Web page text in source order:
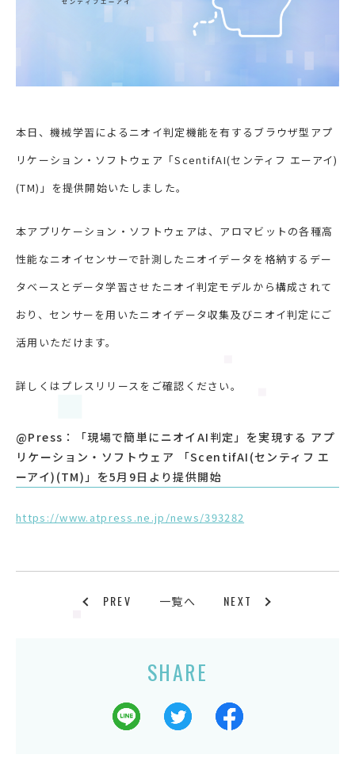
本日、機械学習によるニオイ判定機能を有するブラウザ型アプ
リケーション・ソフトウェア「ScentifAI(センティフ エーアイ)
(TM)」を提供開始いたしました。
本アプリケーション・ソフトウェアは、アロマビットの各種高
性能なニオイセンサーで計測したニオイデータを格納するデー
タベースとデータ学習させたニオイ判定モデルから構成されて
おり、センサーを用いたニオイデータ収集及びニオイ判定にご
活用いただけます。
詳しくはプレスリリースをご確認ください。
@Press：「現場で簡単にニオイAI判定」を実現する アプ
リケーション・ソフトウェア 「ScentifAI(センティフ エ
ーアイ)(TM)」を5月9日より提供開始
https://www.atpress.ne.jp/news/393282
PREV 一覧へ NEXT
SHARE